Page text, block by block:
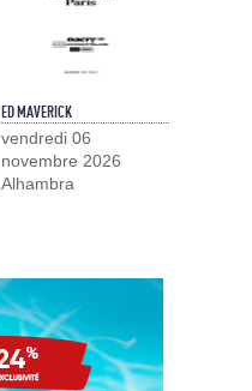
ED MAVERICK
vendredi 06
novembre 2026
Alhambra